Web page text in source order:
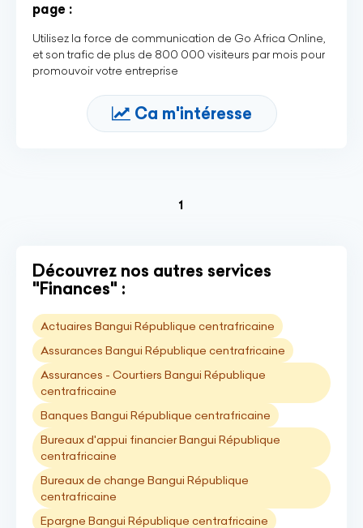
page :
Utilisez la force de communication de Go Africa Online,
et son trafic de plus de 800 000 visiteurs par mois pour
promouvoir votre entreprise
Ca m'intéresse
1
Découvrez nos autres services
"Finances" :
Actuaires Bangui République centrafricaine
Assurances Bangui République centrafricaine
Assurances - Courtiers Bangui République
centrafricaine
Banques Bangui République centrafricaine
Bureaux d'appui financier Bangui République
centrafricaine
Bureaux de change Bangui République
centrafricaine
Epargne Bangui République centrafricaine